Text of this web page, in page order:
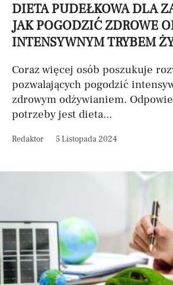
DIETA PUDEŁKOWA DLA
JAK POGODZIĆ ZDROWE
INTENSYWNYM TRYBEM
Coraz więcej osób poszukuje
pozwalających pogodzić
zdrowym odżywianiem.
potrzeby jest dieta...
Redaktor 5 Listopada 2024